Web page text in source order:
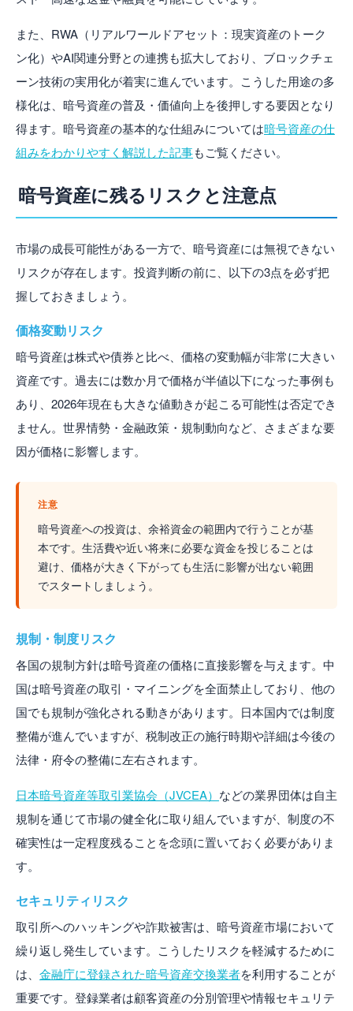
また、RWA（リアルワールドアセット：現実資産のトーク
ン化）やAI関連分野との連携も拡大しており、ブロックチェ
ーン技術の実用化が着実に進んでいます。こうした用途の多
様化は、暗号資産の普及・価値向上を後押しする要因となり
得ます。暗号資産の基本的な仕組みについては暗号資産の仕
組みをわかりやすく解説した記事もご覧ください。
暗号資産に残るリスクと注意点
市場の成長可能性がある一方で、暗号資産には無視できない
リスクが存在します。投資判断の前に、以下の3点を必ず把
握しておきましょう。
価格変動リスク
暗号資産は株式や債券と比べ、価格の変動幅が非常に大きい
資産です。過去には数か月で価格が半値以下になった事例も
あり、2026年現在も大きな値動きが起こる可能性は否定でき
ません。世界情勢・金融政策・規制動向など、さまざまな要
因が価格に影響します。
注意
暗号資産への投資は、余裕資金の範囲内で行うことが基
本です。生活費や近い将来に必要な資金を投じることは
避け、価格が大きく下がっても生活に影響が出ない範囲
でスタートしましょう。
規制・制度リスク
各国の規制方針は暗号資産の価格に直接影響を与えます。中
国は暗号資産の取引・マイニングを全面禁止しており、他の
国でも規制が強化される動きがあります。日本国内では制度
整備が進んでいますが、税制改正の施行時期や詳細は今後の
法律・府令の整備に左右されます。
日本暗号資産等取引業協会（JVCEA） などの業界団体は自主
規制を通じて市場の健全化に取り組んでいますが、制度の不
確実性は一定程度残ることを念頭に置いておく必要がありま
す。
セキュリティリスク
取引所へのハッキングや詐欺被害は、暗号資産市場において
繰り返し発生しています。こうしたリスクを軽減するために
は、 金融庁に登録された暗号資産交換業者を利用することが
重要です。登録業者は顧客資産の分別管理や情報セキュリテ